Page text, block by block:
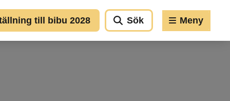
till bibu 2028 Sök Meny